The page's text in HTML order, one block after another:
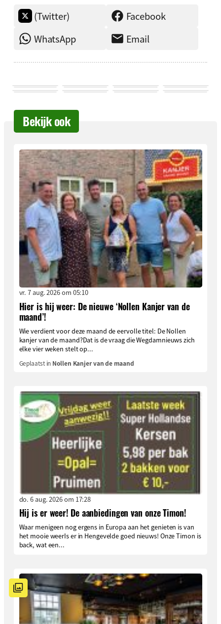
(Twitter)
Facebook
WhatsApp
Email
Bekijk ook
vr. 7 aug. 2026 om 05:10
Hier is hij weer: De nieuwe ‘Nollen Kanjer van de
maand’!
Wie verdient voor deze maand de eervolle titel: De Nollen
kanjer van de maand?Dat is de vraag die Wegdamnieuws zich
elke vier weken stelt op...
Geplaatst in Nollen Kanjer van de maand
do. 6 aug. 2026 om 17:28
Hij is er weer! De aanbiedingen van onze Timon!
Waar menigeen nog ergens in Europa aan het genieten is van
het mooie weerIs er in Hengevelde goed nieuws! Onze Timon is
back, wat een...